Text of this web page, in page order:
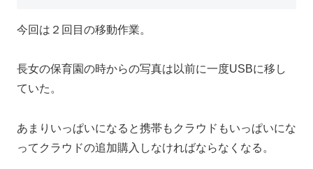
今回は２回目の移動作業。
長女の保育園の時からの写真は以前に一度USBに移し
ていた。
あまりいっぱいになると携帯もクラウドもいっぱいにな
ってクラウドの追加購入しなければならなくなる。